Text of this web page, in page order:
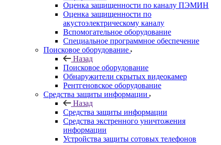
Оценка защищенности по каналу ПЭМИН
Оценка защищенности по
акустоэлектрическому каналу
Вспомогательное оборудование
Специальное программное обеспечение
Поисковое оборудование
Назад
Поисковое оборудование
Обнаружители скрытых видеокамер
Рентгеновское оборудование
Средства защиты информации
Назад
Средства защиты информации
Средства экстренного уничтожения
информации
Устройства защиты сотовых телефонов